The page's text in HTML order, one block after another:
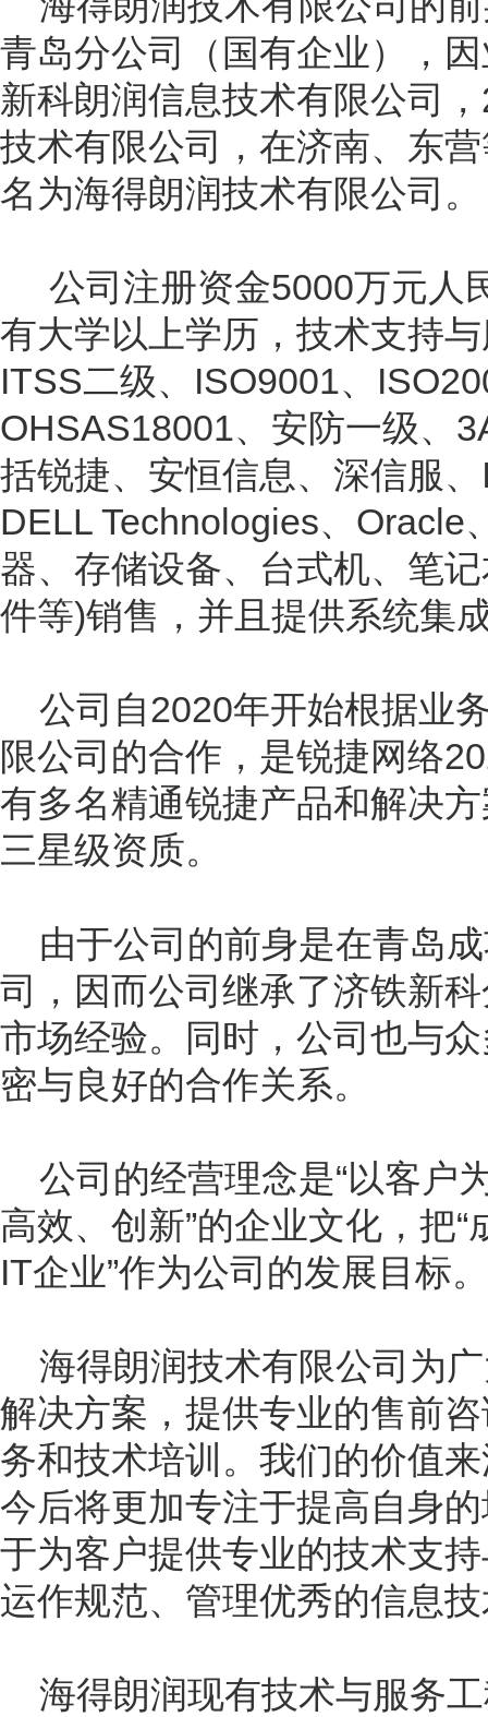
青岛分公司（国有企业），
新科朗润信息技术有限公司，
技术有限公司，在济南、东
名为海得朗润技术有限公司。
公司注册资金5000万元人
有大学以上学历，技术支持
ITSS二级、 ISO9001、
OHSAS18001、安防一级、
括锐捷、安恒信息、深信服、
DELL Technologies、Oracle
器、存储设备、台式机、笔
件等)销售，并且提供系统集
公司自2020年开始根据业
限公司的合作，是锐捷网络
有多名精通锐捷产品和解决
三星级资质。
由于公司的前身是在青岛
司，因而公司继承了济铁新
市场经验。同时，公司也与
密与良好的合作关系。
公司的经营理念是“以客户
高效、创新”的企业文化，把
IT企业”作为公司的发展目标。
海得朗润技术有限公司为
解决方案，提供专业的售前
务和技术培训。我们的价值
今后将更加专注于提高自身
于为客户提供专业的技术支
运作规范、管理优秀的信息
海得朗润现有技术与服务